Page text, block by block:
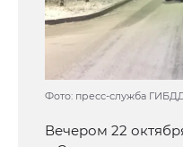
Фото: пресс-служба
Вечером 22